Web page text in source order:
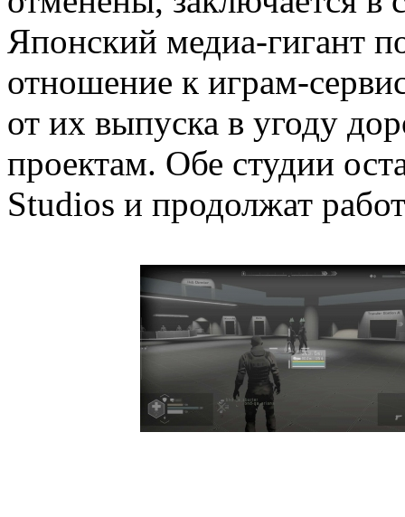
Японский медиа-гигант
отношение к играм-
от их выпуска в угоду
проектам. Обе студии
Studios и продолжат